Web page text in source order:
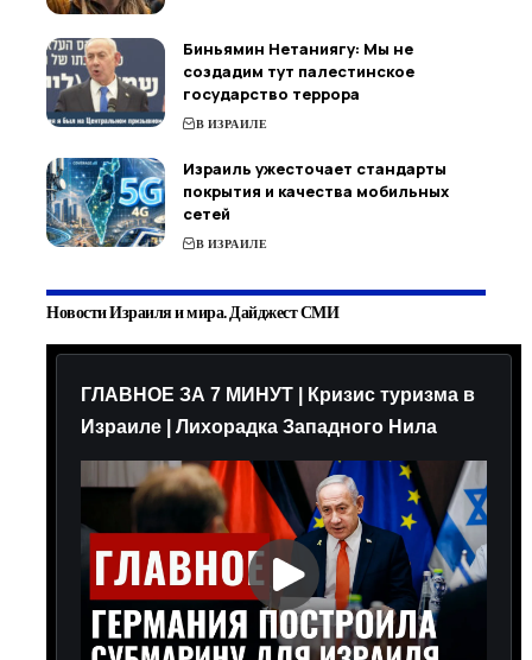
Биньямин Нетаниягу: Мы не
создадим тут палестинское
государство террора
В ИЗРАИЛЕ
Израиль ужесточает стандарты
покрытия и качества мобильных
сетей
В ИЗРАИЛЕ
Новости Израиля и мира. Дайджест СМИ